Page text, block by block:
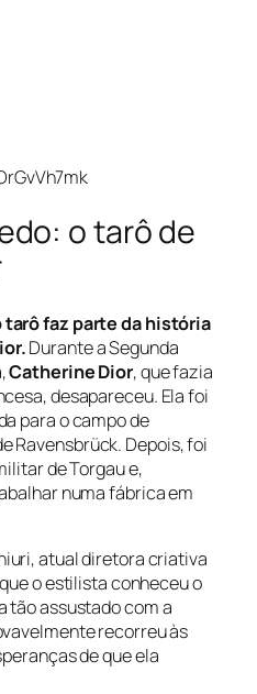
o tarô de
tarô faz parte da história
Durante a Segunda
Catherine Dior, que fazia
desapareceu. Ela foi
para o campo de
Ravensbrück. Depois, foi
de Torgau e,
numa fábrica em
atual diretora criativa
o estilista conheceu o
tão assustado com a
recorreu às
de que ela